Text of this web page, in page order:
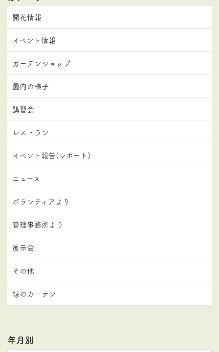
開花情報
イベント情報
ガーデンショップ
園内の様子
講習会
レストラン
イベント報告(レポート)
ニュース
ボランティアより
管理事務所より
展示会
その他
緑のカーテン
年月別